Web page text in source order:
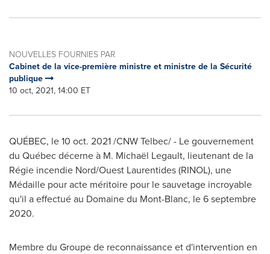
NOUVELLES FOURNIES PAR
Cabinet de la vice-première ministre et ministre de la Sécurité
publique
10 oct, 2021, 14:00 ET
QUÉBEC, le10 oct. 2021/CNW Telbec/ - Le gouvernement
du Québec décerne à M. Michaël Legault, lieutenant de la
Régie incendie Nord/Ouest Laurentides (RINOL), une
Médaille pour acte méritoire pour le sauvetage incroyable
qu'il a effectué au Domaine du Mont-Blanc, le 6 septembre
2020.
Membre du Groupe de reconnaissance et d'intervention en